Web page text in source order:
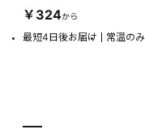
￥324から
最短4日後お届け 常温のみ